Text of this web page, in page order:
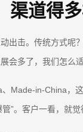
渠道得
出击。传统方式呢
会多了，我们怎么
Made-in-China，
”。客户一看，就